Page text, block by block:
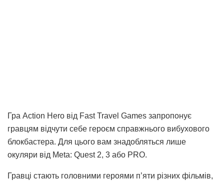
Гра Action Hero від Fast Travel Games запропонує
гравцям відчути себе героєм справжнього вибухового
блокбастера. Для цього вам знадобляться лише
окуляри від Meta: Quest 2, 3 або PRO.
Гравці стають головними героями п’яти різних фільмів,